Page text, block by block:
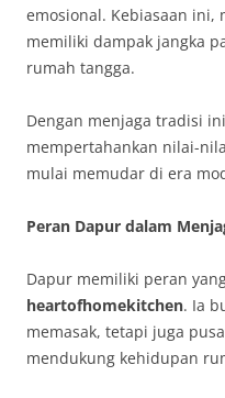
emosional. Kebiasaan
memiliki dampak jangka
rumah tangga.
Dengan menjaga tradisi
mempertahankan nilai-
mulai memudar di era
Peran Dapur dalam
Dapur memiliki peran
heartofhomekitchen. Ia
memasak, tetapi juga
mendukung kehidupan